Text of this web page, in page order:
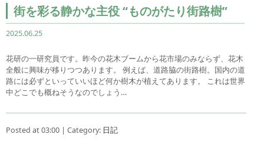
街を彩る静かな主役 “ものがたり街路樹”
2025.06.25
花研の一研究員です。昨今の花木ブームから花市場のみならず、花木
全般に興味が移りつつあります。 例えば、道路脇の街路樹。国内の道
路には必ずといっていいほど何か樹木が植えてあります。 これは世界
中どこでも概ねそうなのでしょう…
Posted at 03:00 | Category: 日記